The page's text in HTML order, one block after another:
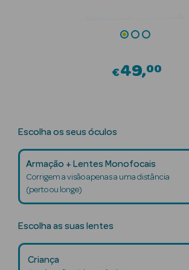
Maquilhagem
Luxo
Beauty Season
Nutricosmética
Perfumes
Beauty Season
€49 00
Escolha os seus óculos
Armação + Lentes Monofocais
Corrigem a visão apenas a uma distância
(perto ou longe)
Escolha as suas lentes
Criança